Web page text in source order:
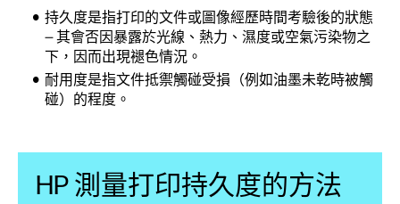
持久度是指打印的文件或圖像經歷時間考驗後的狀態
— 其會否因暴露於光線、熱力、濕度或空氣污染物之
下，因而出現褪色情況。
耐用度是指文件抵禦觸碰受損（例如油墨未乾時被觸
碰）的程度。
HP 測量打印持久度的方法